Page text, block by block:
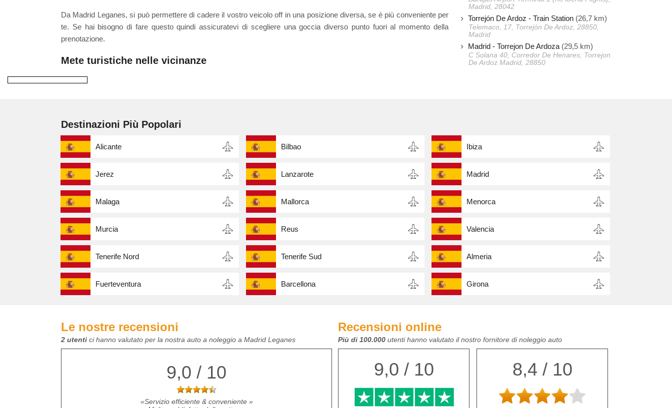
Da Madrid Leganes, si può permettere di cadere il vostro veicolo off in una posizione diversa, se è più conveniente per
te. Se hai bisogno di fare questo quindi assicuratevi di scegliere una goccia diverso punto fuori al momento della
prenotazione.
Mete turistiche nelle vicinanze
Madrid, 28042
Torrejón De Ardoz - Train Station (26,7 km)
Telemaco, 17, Torrejón De Ardoz, 28850,
Madrid
Madrid - Torrejon De Ardoza (29,5 km)
C Solana 40, Corredor De Henares, Torrejon
De Ardoz Madrid, 28850
Destinazioni Più Popolari
Alicante Bilbao Ibiza
Jerez Lanzarote Madrid
Malaga Mallorca Menorca
Murcia Reus Valencia
Tenerife Nord Tenerife Sud Almeria
Fuerteventura Barcellona Girona
Le nostre recensioni
2 utenti ci hanno valutato per la nostra auto a noleggio a Madrid Leganes
9,0 / 10
Servizio efficiente & conveniente
Recensioni online
Più di 100.000 utenti hanno valutato il nostro fornitore di noleggio auto
9,0 / 10 8,4 / 10